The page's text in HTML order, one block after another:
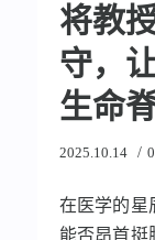
将教
守，
生命
2025.10.14 /
在医学的星
能否昂首